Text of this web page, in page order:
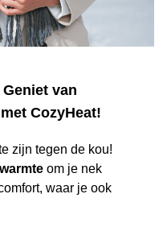
van
CozyHeat!
zijn tegen de kou!
om je nek
waar je ook